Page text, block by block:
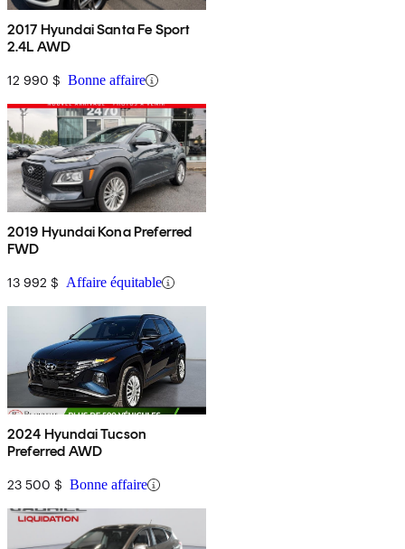
2017 Hyundai Santa Fe Sport
2.4L AWD
12 990 $ Bonne affaire
2019 Hyundai Kona Preferred
FWD
13 992 $ Affaire équitable
2024 Hyundai Tucson
Preferred AWD
23 500 $ Bonne affaire